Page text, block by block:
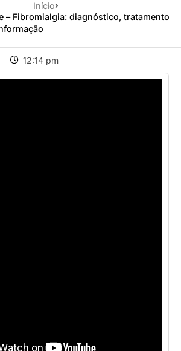
Início
– Fibromialgia: diagnóstico, tratamento
12:14 pm